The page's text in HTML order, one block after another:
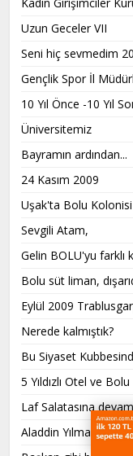
Uzun Geceler VII
Seni hiç sevmedim
Gençlik Spor İl
10 Yıl Önce -10 Yıl
Üniversitemiz
Bayramın ardından...
24 Kasım 2009
Uşak'ta Bolu Kolonisi
Sevgili Atam,
Gelin BOLU'yu farklı
Bolu süt liman,
Eylül 2009
Nerede kalmıştık?
Bu Siyaset
5 Yıldızlı Otel ve Bolu
Laf Salatasına
Aladdin Yılmaz niye